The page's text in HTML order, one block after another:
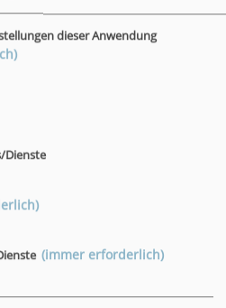
über exklusive
rund um die VHS
dieser Anwendung
Dienste
(immer erforderlich)